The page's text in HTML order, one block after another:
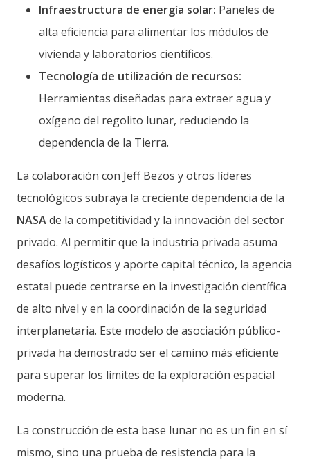
Infraestructura de energía solar: Paneles de
alta eficiencia para alimentar los módulos de
vivienda y laboratorios científicos.
Tecnología de utilización de recursos:
Herramientas diseñadas para extraer agua y
oxígeno del regolito lunar, reduciendo la
dependencia de la Tierra.
La colaboración con Jeff Bezos y otros líderes
tecnológicos subraya la creciente dependencia de la
NASAde la competitividad y la innovación del sector
privado. Al permitir que la industria privada asuma
desafíos logísticos y aporte capital técnico, la agencia
estatal puede centrarse en la investigación científica
de alto nivel y en la coordinación de la seguridad
interplanetaria. Este modelo de asociación público-
privada ha demostrado ser el camino más eficiente
para superar los límites de la exploración espacial
moderna.
La construcción de esta base lunar no es un fin en sí
mismo, sino una prueba de resistencia para la